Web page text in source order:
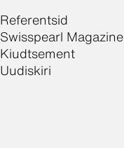
Referentsid
Swisspearl Magazine
Kiudtsement
Uudiskiri